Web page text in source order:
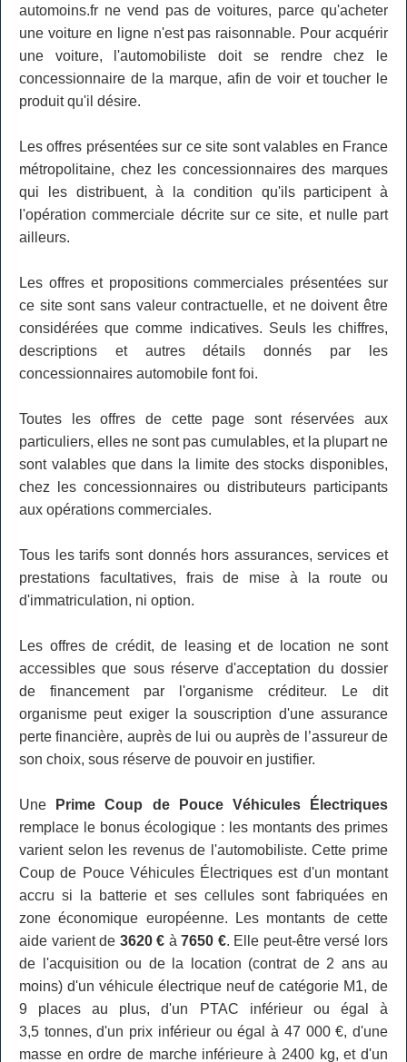
automoins.fr ne vend pas de voitures, parce qu'acheter
une voiture en ligne n'est pas raisonnable. Pour acquérir
une voiture, l'automobiliste doit se rendre chez le
concessionnaire de la marque, afin de voir et toucher le
produit qu'il désire.
Les offres présentées sur ce site sont valables en France
métropolitaine, chez les concessionnaires des marques
qui les distribuent, à la condition qu'ils participent à
l'opération commerciale décrite sur ce site, et nulle part
ailleurs.
Les offres et propositions commerciales présentées sur
ce site sont sans valeur contractuelle, et ne doivent être
considérées que comme indicatives. Seuls les chiffres,
descriptions et autres détails donnés par les
concessionnaires automobile font foi.
Toutes les offres de cette page sont réservées aux
particuliers, elles ne sont pas cumulables, et la plupart ne
sont valables que dans la limite des stocks disponibles,
chez les concessionnaires ou distributeurs participants
aux opérations commerciales.
Tous les tarifs sont donnés hors assurances, services et
prestations facultatives, frais de mise à la route ou
d'immatriculation, ni option.
Les offres de crédit, de leasing et de location ne sont
accessibles que sous réserve d'acceptation du dossier
de financement par l'organisme créditeur. Le dit
organisme peut exiger la souscription d'une assurance
perte financière, auprès de lui ou auprès de l’assureur de
son choix, sous réserve de pouvoir en justifier.
Une
Prime Coup de Pouce Véhicules Électriques
remplace le bonus écologique : les montants des primes
varient selon les revenus de l'automobiliste. Cette prime
Coup de Pouce Véhicules Électriques est d'un montant
accru si la batterie et ses cellules sont fabriquées en
zone économique européenne. Les montants de cette
aide varient de 3620 € à7650 €. Elle peut-être versé lors
de l'acquisition ou de la location (contrat de 2 ans au
moins) d'un véhicule électrique neuf de catégorie M1, de
9 places au plus, d'un PTAC inférieur ou égal à
3,5 tonnes, d'un prix inférieur ou égal à 47 000 €, d'une
masse en ordre de marche inférieure à 2400 kg, et d'un